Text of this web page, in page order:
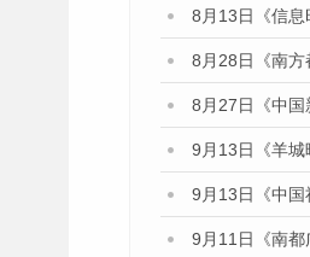
8月13日《信
8月28日《南方
8月27日《中
9月13日《羊城
9月13日《中
9月11日《南